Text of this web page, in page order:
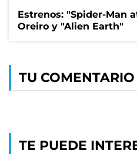
Estrenos: "Spider-Man
Oreiro y "Alien Earth"
TU COMENTARIO
TE PUEDE